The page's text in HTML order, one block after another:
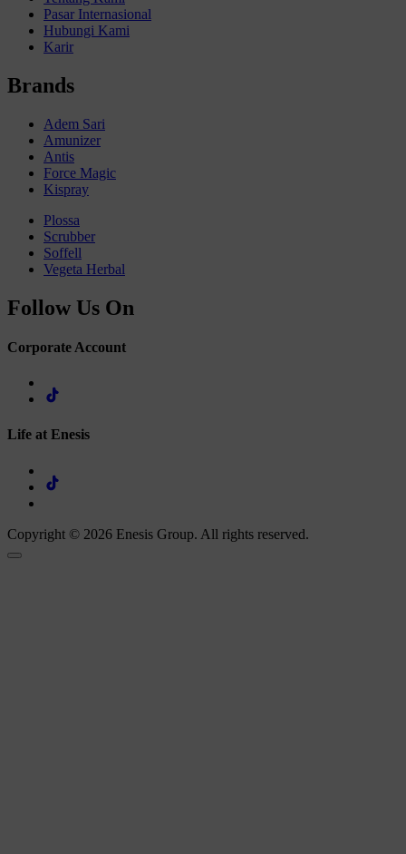
Pasar Internasional
Hubungi Kami
Karir
Brands
Adem Sari
Amunizer
Antis
Force Magic
Kispray
Plossa
Scrubber
Soffell
Vegeta Herbal
Follow Us On
Corporate Account
Life at Enesis
Copyright © 2026 Enesis Group. All rights reserved.